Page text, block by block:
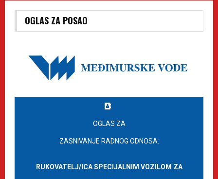
OGLAS ZA POSAO
OGLAS ZA
ZASNIVANJE RADNOG ODNOSA:
RUKOVATELJ/ICA SPECIJALNIM VOZILOM ZA